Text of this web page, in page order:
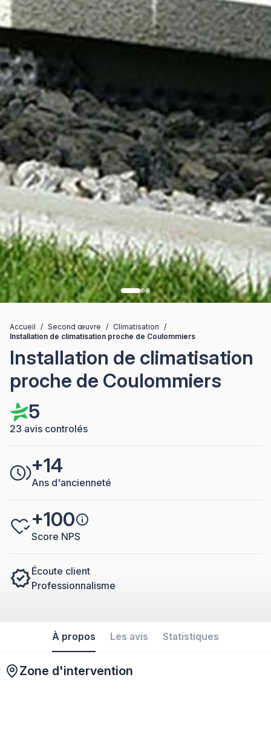
Accueil / Second œuvre / Climatisation /
Installation de climatisation proche de Coulommiers
Installation de climatisation
proche de Coulommiers
5
23 avis controlés
+14
Ans d'ancienneté
+100
Score NPS
Écoute client
Professionnalisme
À propos Les avis Statistiques
Zone d'intervention